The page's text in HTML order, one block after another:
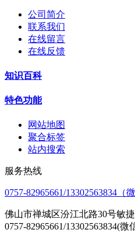
公司简介
联系我们
在线留言
在线反馈
知识百科
特色功能
网站地图
聚合标签
站内搜索
服务热线
0757-82965661/13302563834（
佛山市禅城区汾江北路30号敏
0757-82965661/13302563834(微